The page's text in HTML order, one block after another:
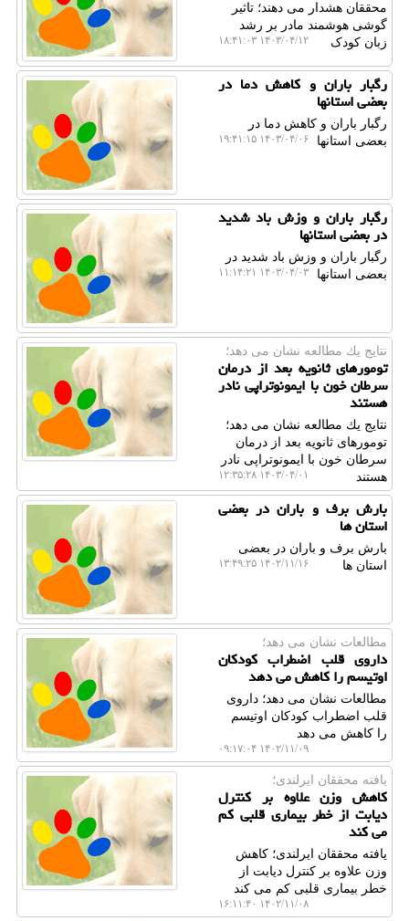
محققان هشدار می دهند؛ تاثیر
گوشی هوشمند مادر بر رشد
زبان کودک
۱۴۰۳/۰۴/۱۲ ۱۸:۴۱:۰۳
رگبار باران و کاهش دما در
بعضی استانها
رگبار باران و کاهش دما در
بعضی استانها
۱۴۰۳/۰۴/۰۶ ۱۹:۴۱:۱۵
رگبار باران و وزش باد شدید
در بعضی استانها
رگبار باران و وزش باد شدید در
بعضی استانها
۱۴۰۳/۰۴/۰۳ ۱۱:۱۴:۲۱
نتایج یك مطالعه نشان می دهد؛
تومورهای ثانویه بعد از درمان
سرطان خون با ایمونوتراپی نادر
هستند
نتایج یك مطالعه نشان می دهد؛
تومورهای ثانویه بعد از درمان
سرطان خون با ایمونوتراپی نادر
هستند
۱۴۰۳/۰۴/۰۱ ۱۲:۳۵:۲۸
بارش برف و باران در بعضی
استان ها
بارش برف و باران در بعضی
استان ها
۱۴۰۲/۱۱/۱۶ ۱۳:۴۹:۲۵
مطالعات نشان می دهد؛
داروی قلب اضطراب کودکان
اوتیسم را کاهش می دهد
مطالعات نشان می دهد؛ داروی
قلب اضطراب کودکان اوتیسم
را کاهش می دهد
۱۴۰۲/۱۱/۰۹ ۰۹:۱۷:۰۴
یافته محققان ایرلندی؛
کاهش وزن علاوه بر کنترل
دیابت از خطر بیماری قلبی کم
می کند
یافته محققان ایرلندی؛ کاهش
وزن علاوه بر کنترل دیابت از
خطر بیماری قلبی کم می کند
۱۴۰۲/۱۱/۰۸ ۱۶:۱۱:۴۰